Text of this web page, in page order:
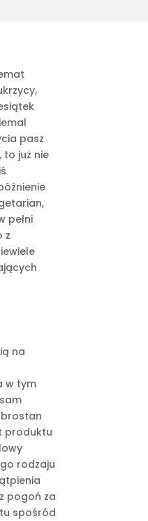
pasz
to już nie
pełni
z
na
w tym
produktu
rodzaju
pogoń za
spośród